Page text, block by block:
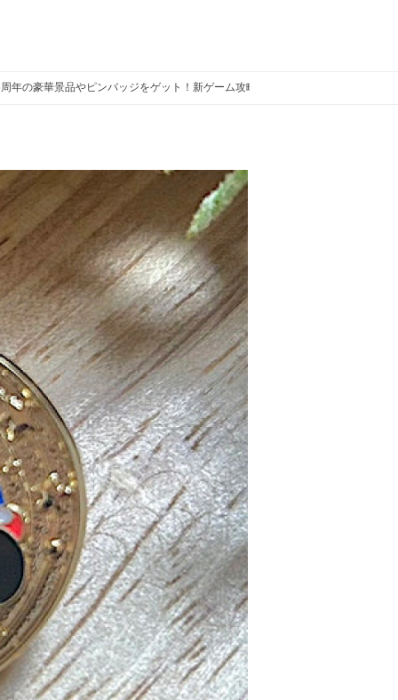
年の豪華景品やピンバッジをゲット！新ゲーム攻略法も！